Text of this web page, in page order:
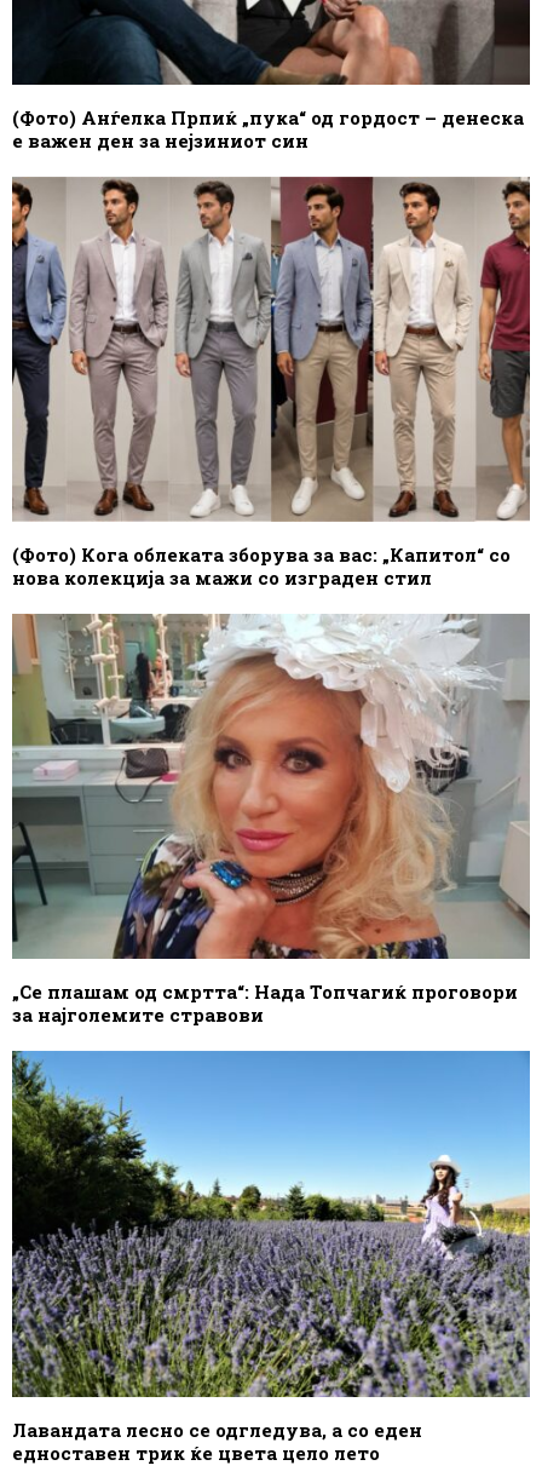
(Фото) Анѓелка Прпиќ „пука“ од гордост – денеска
е важен ден за нејзиниот син
(Фото) Кога облеката зборува за вас: „Капитол“ со
нова колекција за мажи со изграден стил
„Се плашам од смртта“: Нада Топчагиќ проговори
за најголемите стравови
Лавандата лесно се одгледува, а со еден
едноставен трик ќе цвета цело лето